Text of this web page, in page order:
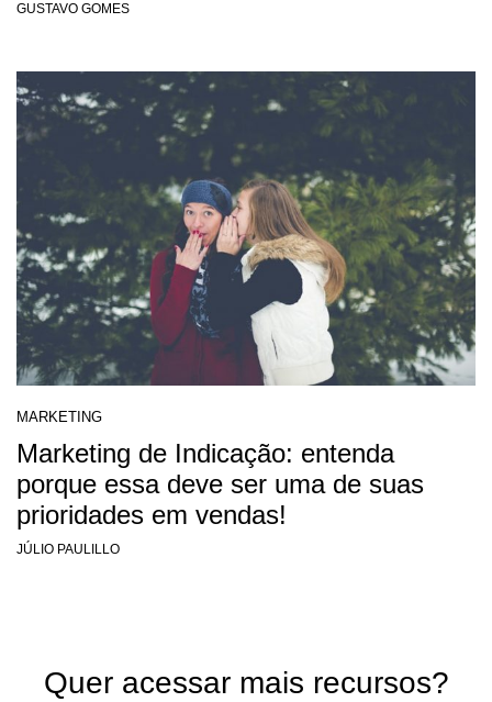
GUSTAVO GOMES
MARKETING
Marketing de Indicação: entenda
porque essa deve ser uma de suas
prioridades em vendas!
JÚLIO PAULILLO
Quer acessar mais recursos?